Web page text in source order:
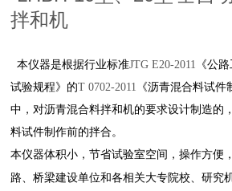
拌和机
本仪器是根据行业标准JTG E20-2011 《公
试验规程》的T 0702-2011 《沥青混合料试件
中，对沥青混合料拌和机的要求设计制造的
料试件制作前的拌合。
本仪器体积小，节省试验室空间，操作方便
路、桥梁建设单位和各相关大专院校、研究